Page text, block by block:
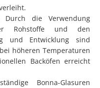
Durch die Verwendung
Rohstoffe und den
und Entwicklung sind
höheren Temperaturen
Backöfen erreicht
Bonna-Glasuren